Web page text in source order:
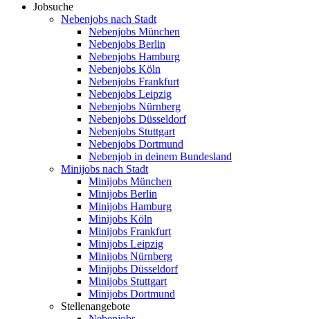
Jobsuche
Nebenjobs nach Stadt
Nebenjobs München
Nebenjobs Berlin
Nebenjobs Hamburg
Nebenjobs Köln
Nebenjobs Frankfurt
Nebenjobs Leipzig
Nebenjobs Nürnberg
Nebenjobs Düsseldorf
Nebenjobs Stuttgart
Nebenjobs Dortmund
Nebenjob in deinem Bundesland
Minijobs nach Stadt
Minijobs München
Minijobs Berlin
Minijobs Hamburg
Minijobs Köln
Minijobs Frankfurt
Minijobs Leipzig
Minijobs Nürnberg
Minijobs Düsseldorf
Minijobs Stuttgart
Minijobs Dortmund
Stellenangebote